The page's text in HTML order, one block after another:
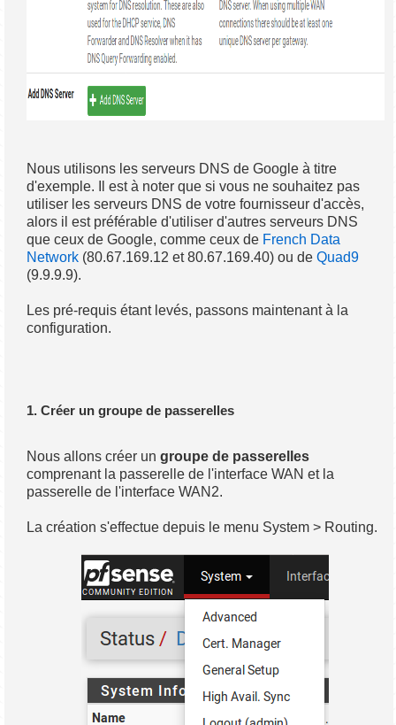
Nous utilisons les serveurs DNS de Google à titre
d'exemple. Il est à noter que si vous ne souhaitez pas
utiliser les serveurs DNS de votre fournisseur d'accès,
alors il est préférable d'utiliser d'autres serveurs DNS
que ceux de Google, comme ceux de French Data
Network (80.67.169.12 et 80.67.169.40) ou deQuad9
(9.9.9.9).
Les pré-requis étant levés, passons maintenant à la
configuration.
1. Créer un groupe de passerelles
Nous allons créer ungroupe de passerelles
comprenant la passerelle de l'interface WAN et la
passerelle de l'interface WAN2.
La création s'effectue depuis le menu System > Routing.